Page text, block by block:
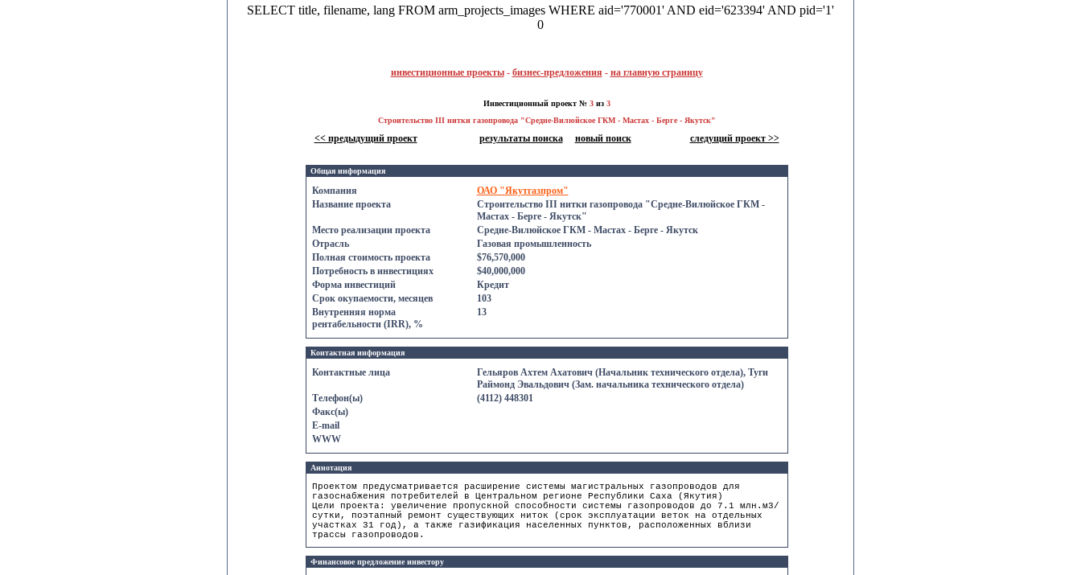
SELECT title, filename, lang FROM arm_projects_images WHERE aid='770001' AND eid='623394' AND pid='1'
0
инвестиционные проекты- бизнес-предложения - на главную страницу
Инвестиционный проект № 3из 3
Строительство III нитки газопровода "Средне-Вилюйское ГКМ - Мастах - Берге - Якутск"
<< предыдущий проект результаты поиска новый поиск следущий проект >>
Общая информация
Компания
ОАО "Якутгазпром"
Название проекта
Строительство III нитки газопровода "Средне-Вилюйское ГКМ -
Мастах - Берге - Якутск"
Место реализации проекта
Средне-Вилюйское ГКМ - Мастах - Берге - Якутск
Отрасль
Газовая промышленность
Полная стоимость проекта
$76,570,000
Потребность в инвестициях
$40,000,000
Форма инвестиций
Кредит
Срок oкупаемости, месяцев
103
Внутренняя норма
рентабельности (IRR), %
13
Контактнaя информация
Контактные лица
Гельяров Ахтем Ахатович (Начальник технического отдела), Туги
Раймонд Эвальдович (Зам. начальника технического отдела)
Телефон(ы)
(4112) 448301
Факс(ы)
E-mail
WWW
Аннотация
Проектом предусматривается расширение системы магистральных газопроводов для
газоснабжения потребителей в Центральном регионе Республики Саха (Якутия)
Цели проекта: увеличение пропускной способности системы газопроводов до 7.1 млн.м3/
сутки, поэтапный ремонт существующих ниток (срок эксплуатации веток на отдельных
участках 31 год), а также газификация населенных пунктов, расположенных вблизи
трассы газопроводов.
Финансовое предложение инвестору